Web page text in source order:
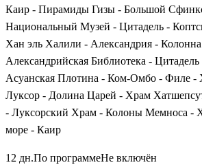
Каир - Пирамиды Гизы - Большой
Национальный Музей - Цитадель -
Хан эль Халили - Александрия -
Александрийская Библиотека -
Асуанская Плотина - Ком-Омбо - Филе
Луксор - Долина Царей - Храм
- Луксорский Храм - Колоны Мемноса -
море - Каир
12 дн.По программеНе включён